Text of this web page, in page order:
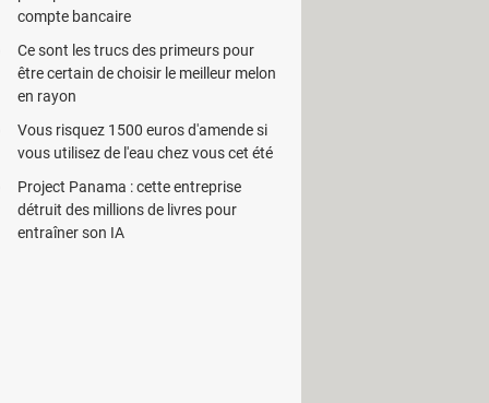
vendu au prix de 699 dollars,
chose, car il doit communiquer
de 24 dollars, qui
– qui fonctionne sur le réseau
illimitées sur des modèles d'IA –
du 16 novembre, avec les
compte bancaire
Ce sont les trucs des primeurs pour
être certain de choisir le meilleur melon
en rayon
Vous risquez 1500 euros d'amende si
vous utilisez de l'eau chez vous cet été
Project Panama : cette entreprise
détruit des millions de livres pour
entraîner son IA